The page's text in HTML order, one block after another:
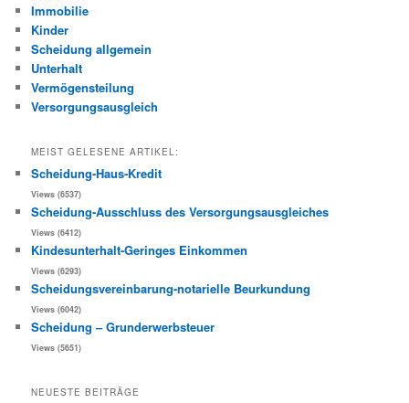
Immobilie
Kinder
Scheidung allgemein
Unterhalt
Vermögensteilung
Versorgungsausgleich
MEIST GELESENE ARTIKEL:
Scheidung-Haus-Kredit
Views (6537)
Scheidung-Ausschluss des Versorgungsausgleiches
Views (6412)
Kindesunterhalt-Geringes Einkommen
Views (6293)
Scheidungsvereinbarung-notarielle Beurkundung
Views (6042)
Scheidung – Grunderwerbsteuer
Views (5651)
NEUESTE BEITRÄGE